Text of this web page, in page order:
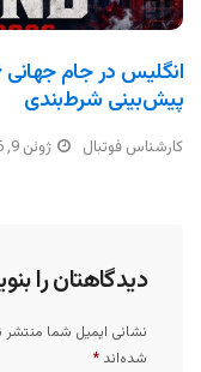
پیش‌بینی شرط‌بندی
کارشناس فوتبال ژوئن 9, 2026
دیدگاهتان را
نشانی ایمیل شما
شده‌اند *